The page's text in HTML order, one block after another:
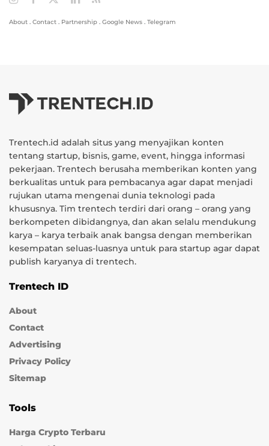
About . Contact . Partnership . Google News . Telegram
Trentech.id adalah situs yang menyajikan konten
tentang startup, bisnis, game, event, hingga informasi
pekerjaan. Trentech berusaha memberikan konten yang
berkualitas untuk para pembacanya agar dapat menjadi
rujukan utama mengenai dunia teknologi pada
khususnya. Tim trentech terdiri dari orang – orang yang
berkompeten dibidangnya, dan akan selalu mendukung
karya – karya terbaik anak bangsa dengan memberikan
kesempatan seluas-luasnya untuk para startup agar dapat
publish karyanya di trentech.
Trentech ID
About
Contact
Advertising
Privacy Policy
Sitemap
Tools
Harga Crypto Terbaru